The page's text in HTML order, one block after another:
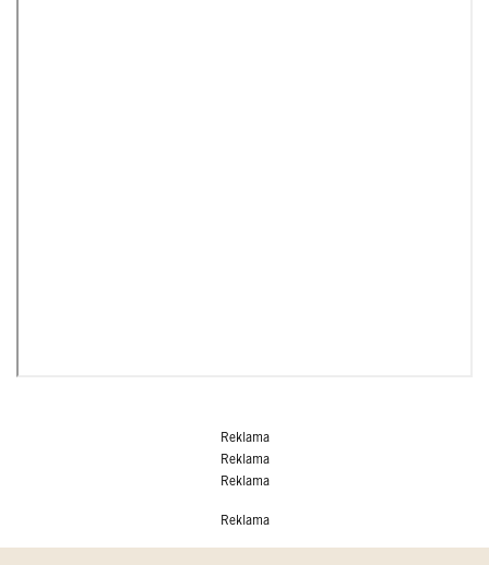
Reklama
Reklama
Reklama
Reklama